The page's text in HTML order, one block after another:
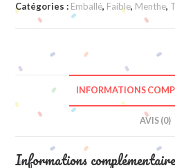
Catégories : Emballé, Faible, Menthe,
INFORMATIONS
AVIS (0)
Informations